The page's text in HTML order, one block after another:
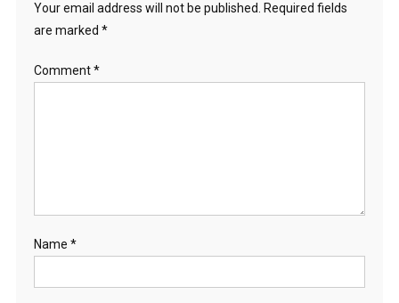
Your email address will not be published. Required fields
are marked *
Comment*
Name *